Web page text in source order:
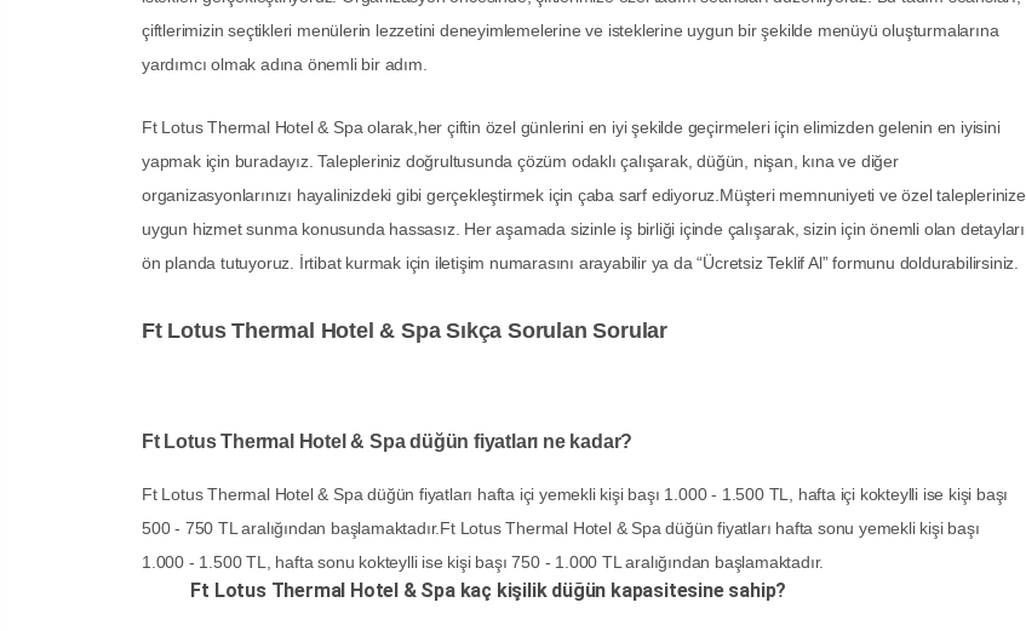
çiftlerimizin seçtikleri menülerin lezzetini deneyimlemelerine ve isteklerine uygun bir şekilde menüyü oluşturmalarına
yardımcı olmak adına önemli bir adım.
Ft Lotus Thermal Hotel & Spa olarak,her çiftin özel günlerini en iyi şekilde geçirmeleri için elimizden gelenin en iyisini
yapmak için buradayız. Talepleriniz doğrultusunda çözüm odaklı çalışarak, düğün, nişan, kına ve diğer
organizasyonlarınızı hayalinizdeki gibi gerçekleştirmek için çaba sarf ediyoruz.Müşteri memnuniyeti ve özel taleplerinize
uygun hizmet sunma konusunda hassasız. Her aşamada sizinle iş birliği içinde çalışarak, sizin için önemli olan detayları
ön planda tutuyoruz. İrtibat kurmak için iletişim numarasını arayabilir ya da “Ücretsiz Teklif Al” formunu doldurabilirsiniz.
Ft Lotus Thermal Hotel & Spa Sıkça Sorulan Sorular
Ft Lotus Thermal Hotel & Spa düğün fiyatları ne kadar?
Ft Lotus Thermal Hotel & Spa düğün fiyatları hafta içi yemekli kişi başı 1.000 - 1.500 TL, hafta içi kokteylli ise kişi başı
500 - 750 TL aralığından başlamaktadır.Ft Lotus Thermal Hotel & Spa düğün fiyatları hafta sonu yemekli kişi başı
1.000 - 1.500 TL, hafta sonu kokteylli ise kişi başı 750 - 1.000 TL aralığından başlamaktadır.
Ft Lotus Thermal Hotel & Spa kaç kişilik düğün kapasitesine sahip?